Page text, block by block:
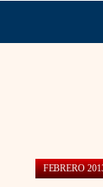
FEBRERO